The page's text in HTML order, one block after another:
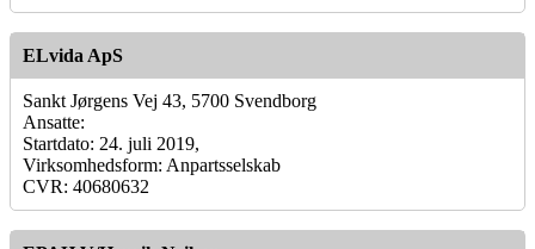
ELvida ApS
Sankt Jørgens Vej 43, 5700 Svendborg
Ansatte:
Startdato: 24. juli 2019,
Virksomhedsform: Anpartsselskab
CVR: 40680632